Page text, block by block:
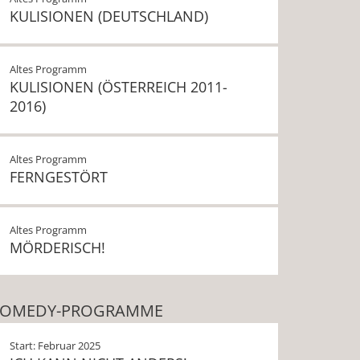
KULISIONEN (DEUTSCHLAND)
Altes Programm
KULISIONEN (ÖSTERREICH 2011-
2016)
Altes Programm
FERNGESTÖRT
Altes Programm
MÖRDERISCH!
PROGRAMME
Start: Februar 2025